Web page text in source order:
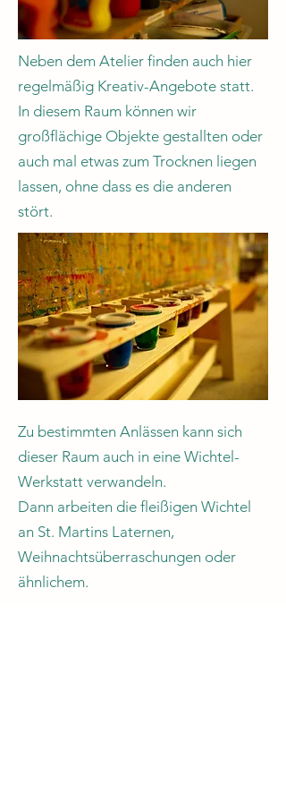
Neben dem Atelier finden auch hier
regelmäßig Kreativ-Angebote statt.
In diesem Raum können wir
großflächige Objekte gestallten oder
auch mal etwas zum Trocknen liegen
lassen, ohne dass es die anderen
stört.
Zu bestimmten Anlässen kann sich
dieser Raum auch in eine Wichtel-
Werkstatt verwandeln.
Dann arbeiten die fleißigen Wichtel
an St. Martins Laternen,
Weihnachtsüberraschungen oder
ähnlichem.